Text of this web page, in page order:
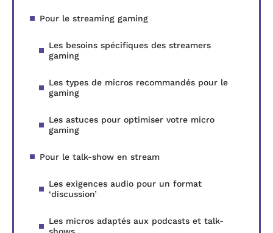
Pour le streaming gaming
Les besoins spécifiques des streamers
gaming
Les types de micros recommandés pour le
gaming
Les astuces pour optimiser votre micro
gaming
Pour le talk-show en stream
Les exigences audio pour un format
‘discussion’
Les micros adaptés aux podcasts et talk-